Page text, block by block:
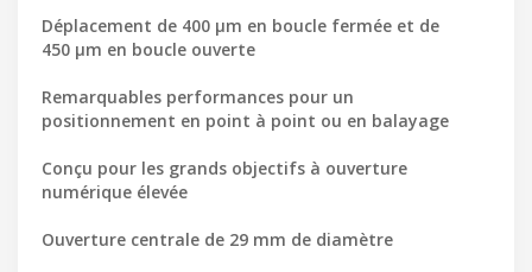
Déplacement de 400 μm en boucle fermée et de
450 μm en boucle ouverte
Remarquables performances pour un
positionnement en point à point ou en balayage
Conçu pour les grands objectifs à ouverture
numérique élevée
Ouverture centrale de 29 mm de diamètre